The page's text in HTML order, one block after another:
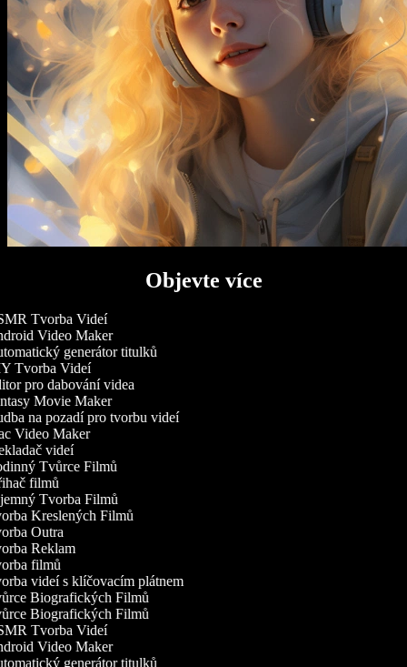
Objevte více
Tvorba Videí
Video Maker
generátor titulků
Tvorba Videí
pro dabování videa
Movie Maker
na pozadí pro tvorbu videí
Video Maker
videí
Tvůrce Filmů
filmů
Tvorba Filmů
Kreslených Filmů
Outra
Reklam
filmů
videí s klíčovacím plátnem
Biografických Filmů
Biografických Filmů
Tvorba Videí
Video Maker
generátor titulků